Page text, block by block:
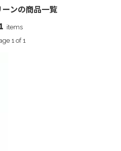
ーンの商品一覧
items
1 of 1